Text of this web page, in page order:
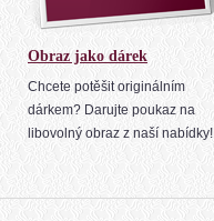
Obraz jako dárek
Chcete potěšit originálním
dárkem? Darujte poukaz na
libovolný obraz z naší nabídky!